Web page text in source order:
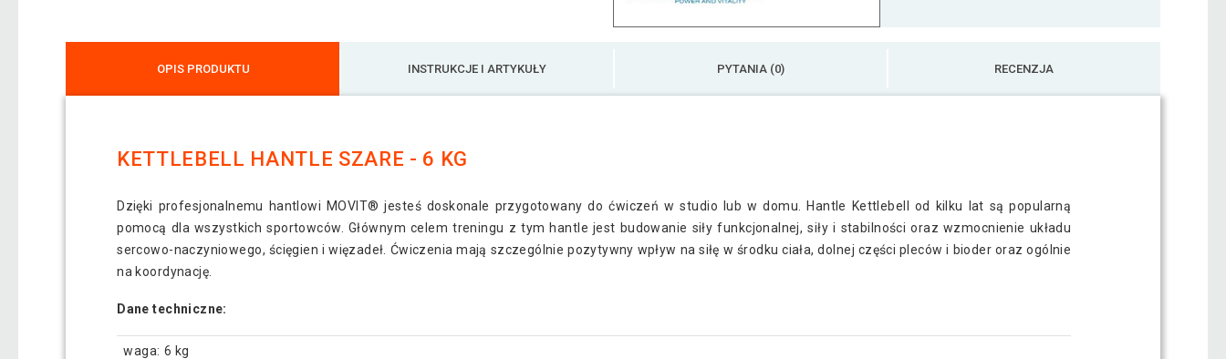
OPIS PRODUKTU INSTRUKCJE I ARTYKUŁY PYTANIA (0) RECENZJA
KETTLEBELL HANTLE SZARE - 6 KG
Dzięki profesjonalnemu hantlowi MOVIT® jesteś doskonale przygotowany do ćwiczeń w studio lub w domu. Hantle Kettlebell od kilku lat są popularną
pomocą dla wszystkich sportowców. Głównym celem treningu z tym hantle jest budowanie siły funkcjonalnej, siły i stabilności oraz wzmocnienie układu
sercowo-naczyniowego, ścięgien i więzadeł. Ćwiczenia mają szczególnie pozytywny wpływ na siłę w środku ciała, dolnej części pleców i bioder oraz ogólnie
na koordynację.
Dane techniczne:
waga: 6 kg